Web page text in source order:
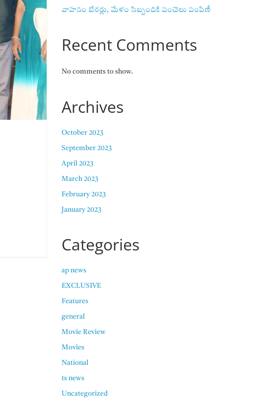
వాహ‌నం బేర‌ర్లు, మేళం సిబ్బందికి పంచెలు పంపిణీ
Recent Comments
No comments to show.
Archives
October 2023
September 2023
April 2023
March 2023
February 2023
January 2023
Categories
ap news
EXCLUSIVE
Features
general
Movie Review
Movies
National
ts news
Uncategorized